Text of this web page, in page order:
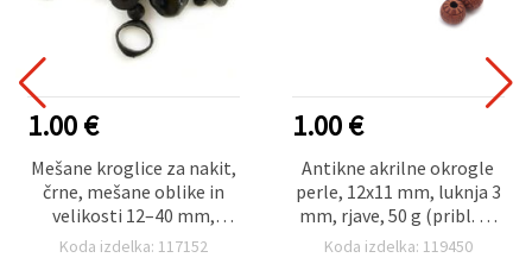
1.00 €
Mešane kroglice za nakit,
črne, mešane oblike in
velikosti 12–40 mm,
luknja 2–10 mm – 50 g
Koda izdelka: 117152
1.00 €
Antikne akrilne okrogle
perle, 12x11 mm, luknja 3
mm, rjave, 50 g (pribl. 54
kosov)
Koda izdelka: 119450